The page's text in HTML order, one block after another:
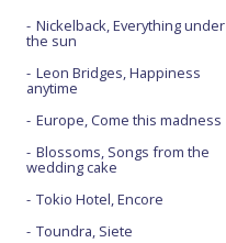
Nickelback, Everything under
the sun
Leon Bridges, Happiness
anytime
Europe, Come this madness
Blossoms, Songs from the
wedding cake
Tokio Hotel, Encore
Toundra, Siete